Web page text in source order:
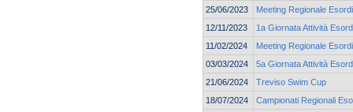
25/06/2023
Meeting Regionale
12/11/2023
1a Giornata Attività
11/02/2024
Meeting Regionale
03/03/2024
5a Giornata Attività
21/06/2024
Treviso Swim Cup
18/07/2024
Campionati Regionali